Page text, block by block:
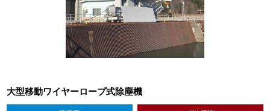
大型移動ワイヤーロープ式除塵機